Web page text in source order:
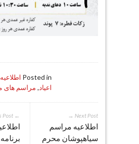
Posted in
اعیاد, مراسم های
Next Post →
اطلاعیه مراسم
سیاهپوشان محرم
← Previous Post